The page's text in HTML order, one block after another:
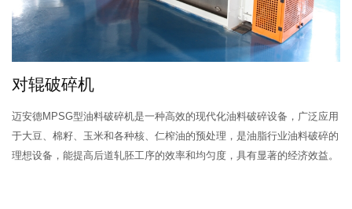
对辊破碎机
迈安德MPSG型油料破碎机是一种高效的现代化油料破碎设备，广泛应用
于大豆、棉籽、玉米和各种核、仁榨油的预处理，是油脂行业油料破碎的
理想设备，能提高后道轧胚工序的效率和均匀度，具有显著的经济效益。